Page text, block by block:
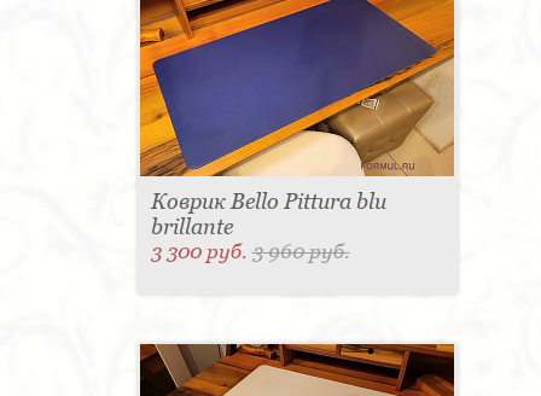
Коврик Bello Pittura blu
brillante
3 300 руб.3 960 руб.